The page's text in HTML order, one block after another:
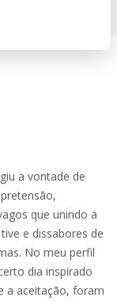
a vontade de
que unindo a
e dissabores de
No meu perfil
dia inspirado
a aceitação, foram